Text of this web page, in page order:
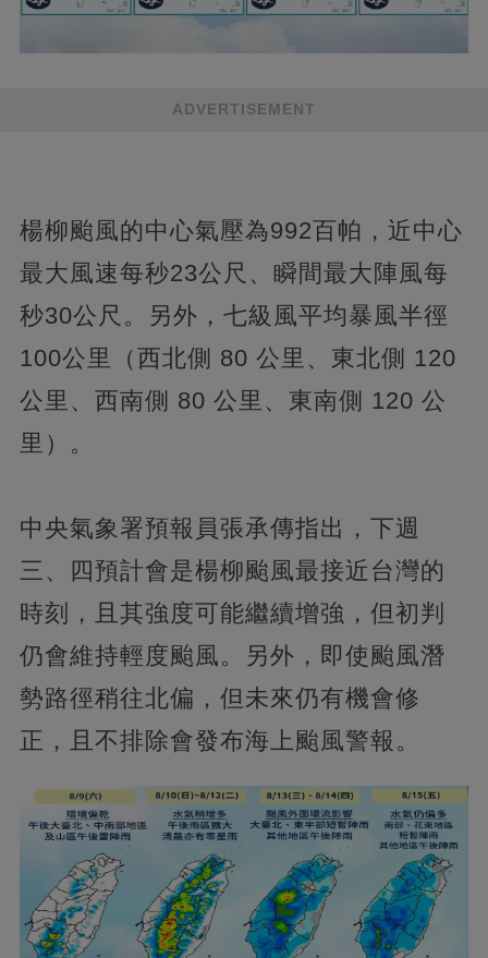
ADVERTISEMENT
楊柳颱風的中心氣壓為992百帕，近中心
最大風速每秒23公尺、瞬間最大陣風每
秒30公尺。另外，七級風平均暴風半徑
100公里（西北側 80 公里、東北側 120
公里、西南側 80 公里、東南側 120 公
里）。
中央氣象署預報員張承傳指出，下週
三、四預計會是楊柳颱風最接近台灣的
時刻，且其強度可能繼續增強，但初判
仍會維持輕度颱風。另外，即使颱風潛
勢路徑稍往北偏，但未來仍有機會修
正，且不排除會發布海上颱風警報。